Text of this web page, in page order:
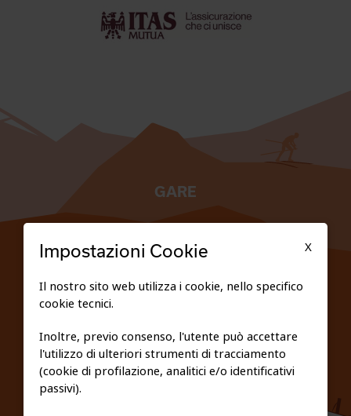
GARE
PRIVACY E COOKIE POLICY
X
Impostazioni Cookie
Il nostro sito web utilizza i cookie, nello specifico
cookie tecnici.
Inoltre, previo consenso, l'utente può accettare
l'utilizzo di ulteriori strumenti di tracciamento
(cookie di profilazione, analitici e/o identificativi
passivi).